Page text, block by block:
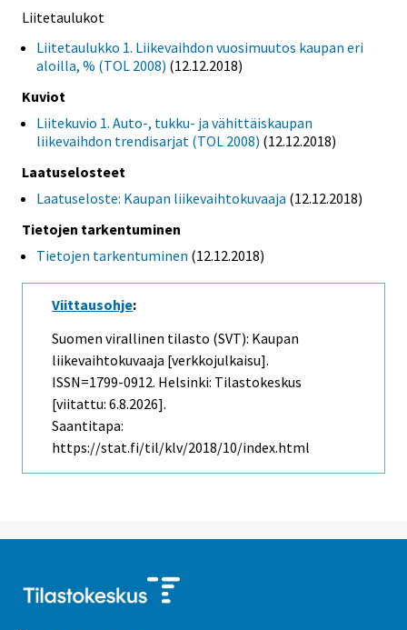
Liitetaulukot
Liitetaulukko 1. Liikevaihdon vuosimuutos kaupan eri
aloilla, % (TOL 2008) (12.12.2018)
Kuviot
Liitekuvio 1. Auto-, tukku- ja vähittäiskaupan
liikevaihdon trendisarjat (TOL 2008) (12.12.2018)
Laatuselosteet
Laatuseloste: Kaupan liikevaihtokuvaaja (12.12.2018)
Tietojen tarkentuminen
Tietojen tarkentuminen (12.12.2018)
Viittausohje:
Suomen virallinen tilasto (SVT): Kaupan
liikevaihtokuvaaja [verkkojulkaisu].
ISSN=1799-0912. Helsinki: Tilastokeskus
[viitattu: 6.8.2026].
Saantitapa:
https://stat.fi/til/klv/2018/10/index.html